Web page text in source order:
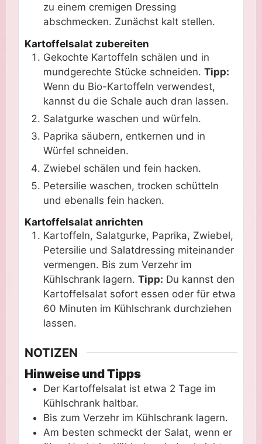
zu einem cremigen Dressing
abschmecken. Zunächst kalt stellen.
Kartoffelsalat zubereiten
Gekochte Kartoffeln schälen und in
mundgerechte Stücke schneiden. Tipp:
Wenn du Bio-Kartoffeln verwendest,
kannst du die Schale auch dran lassen.
Salatgurke waschen und würfeln.
Paprika säubern, entkernen und in
Würfel schneiden.
Zwiebel schälen und fein hacken.
Petersilie waschen, trocken schütteln
und ebenalls fein hacken.
Kartoffelsalat anrichten
Kartoffeln, Salatgurke, Paprika, Zwiebel,
Petersilie und Salatdressing miteinander
vermengen. Bis zum Verzehr im
Kühlschrank lagern. Tipp: Du kannst den
Kartoffelsalat sofort essen oder für etwa
60 Minuten im Kühlschrank durchziehen
lassen.
NOTIZEN
Hinweise und Tipps
Der Kartoffelsalat ist etwa 2 Tage im
Kühlschrank haltbar.
Bis zum Verzehr im Kühlschrank lagern.
Am besten schmeckt der Salat, wenn er